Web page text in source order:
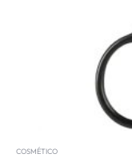
COSMÉTICO